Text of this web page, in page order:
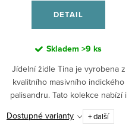
DETAIL
Skladem >9 ks
Jídelní židle Tina je vyrobena z
kvalitního masivního indického
palisandru. Tato kolekce nabízí i
jídelní stoly .
Dostupné varianty + další